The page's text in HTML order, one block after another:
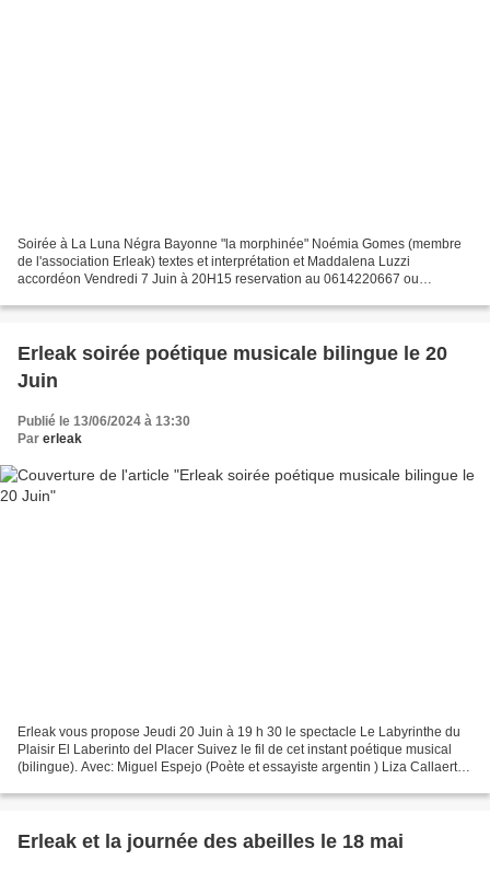
Soirée à La Luna Négra Bayonne "la morphinée" Noémia Gomes (membre
de l'association Erleak) textes et interprétation et Maddalena Luzzi
accordéon Vendredi 7 Juin à 20H15 reservation au 0614220667 ou
Erleak soirée poétique musicale bilingue le 20
Juin
Publié le 13/06/2024 à 13:30
Par erleak
Erleak vous propose Jeudi 20 Juin à 19 h 30 le spectacle Le Labyrinthe du
Plaisir El Laberinto del Placer Suivez le fil de cet instant poétique musical
(bilingue). Avec: Miguel Espejo (Poète et essayiste argentin ) Liza Callaert
Erleak et la journée des abeilles le 18 mai